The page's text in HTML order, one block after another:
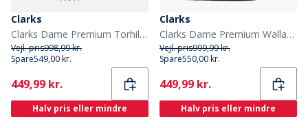
Clarks
Clarks Dame Premium Torhill Bee Sko Ecru Suede
Vejl. pris998,99 kr.
Spare549,00 kr.
Current
449,99 kr.
Halv pris eller mindre
Clarks
Clarks Dame Premium Wallabee Evosh D Sko Leopard
Vejl. pris999,99 kr.
Spare550,00 kr.
Current
449,99 kr.
Halv pris eller mindre